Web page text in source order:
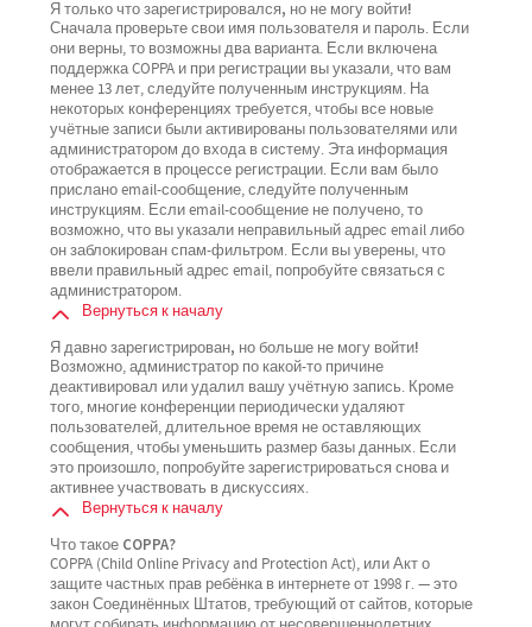
Я только что зарегистрировался, но не могу войти!
Сначала проверьте свои имя пользователя и пароль. Если
они верны, то возможны два варианта. Если включена
поддержка COPPA и при регистрации вы указали, что вам
менее 13 лет, следуйте полученным инструкциям. На
некоторых конференциях требуется, чтобы все новые
учётные записи были активированы пользователями или
администратором до входа в систему. Эта информация
отображается в процессе регистрации. Если вам было
прислано email-сообщение, следуйте полученным
инструкциям. Если email-сообщение не получено, то
возможно, что вы указали неправильный адрес email либо
он заблокирован спам-фильтром. Если вы уверены, что
ввели правильный адрес email, попробуйте связаться с
администратором.
Вернуться к началу
Я давно зарегистрирован, но больше не могу войти!
Возможно, администратор по какой-то причине
деактивировал или удалил вашу учётную запись. Кроме
того, многие конференции периодически удаляют
пользователей, длительное время не оставляющих
сообщения, чтобы уменьшить размер базы данных. Если
это произошло, попробуйте зарегистрироваться снова и
активнее участвовать в дискуссиях.
Вернуться к началу
Что такое COPPA?
COPPA (Child Online Privacy and Protection Act), или Акт о
защите частных прав ребёнка в интернете от 1998 г. — это
закон Соединённых Штатов, требующий от сайтов, которые